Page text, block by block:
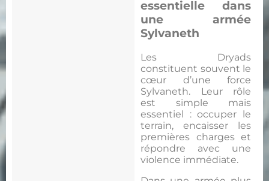
essentielle dans
une armée
Sylvaneth
Les Dryads
constituent souvent le
cœur d’une force
Sylvaneth. Leur rôle
est simple mais
essentiel : occuper le
terrain, encaisser les
premières charges et
répondre avec une
violence immédiate.